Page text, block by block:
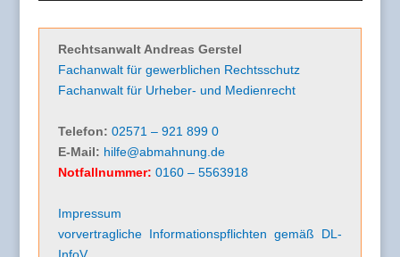
Rechtsanwalt Andreas Gerstel
Fachanwalt für gewerblichen Rechtsschutz
Fachanwalt für Urheber- und Medienrecht
Telefon: 02571 – 921 899 0
E-Mail: hilfe@abmahnung.de
Notfallnummer: 0160 – 5563918
Impressum
vorvertragliche Informationspflichten gemäß DL-